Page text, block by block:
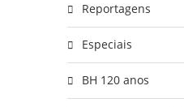
Reportagens
Especiais
BH 120 anos